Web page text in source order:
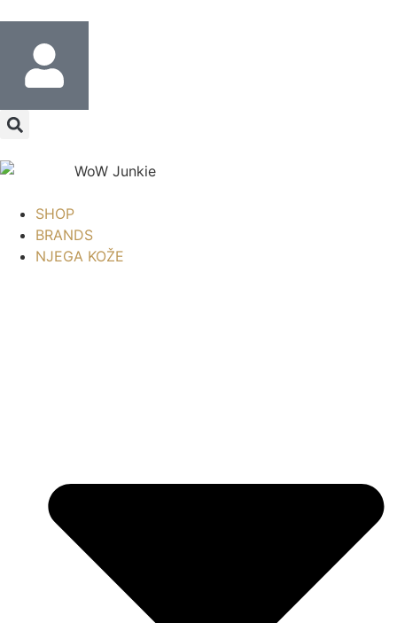
SHOP
BRANDS
NJEGA KOŽE